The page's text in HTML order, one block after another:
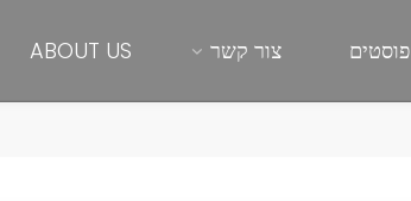
פוסטים צור קשר ABOUT US